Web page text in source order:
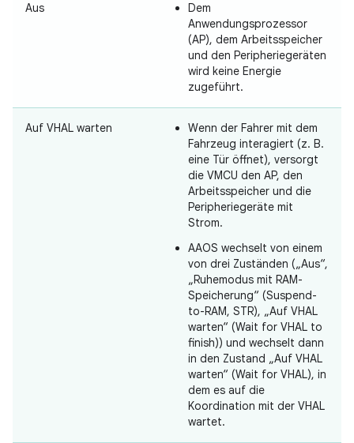
Aus
Dem
Anwendungsprozessor
(AP), dem Arbeitsspeicher
und den Peripheriegeräten
wird keine Energie
zugeführt.
Auf VHAL warten
Wenn der Fahrer mit dem
Fahrzeug interagiert (z. B.
eine Tür öffnet), versorgt
die VMCU den AP, den
Arbeitsspeicher und die
Peripheriegeräte mit
Strom.
AAOS wechselt von einem
von drei Zuständen („Aus“,
„Ruhemodus mit RAM-
Speicherung“ (Suspend-
to-RAM, STR), „Auf VHAL
warten“ (Wait for VHAL to
finish)) und wechselt dann
in den Zustand „Auf VHAL
warten“ (Wait for VHAL), in
dem es auf die
Koordination mit der VHAL
wartet.